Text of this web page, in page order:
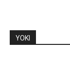
YOKI